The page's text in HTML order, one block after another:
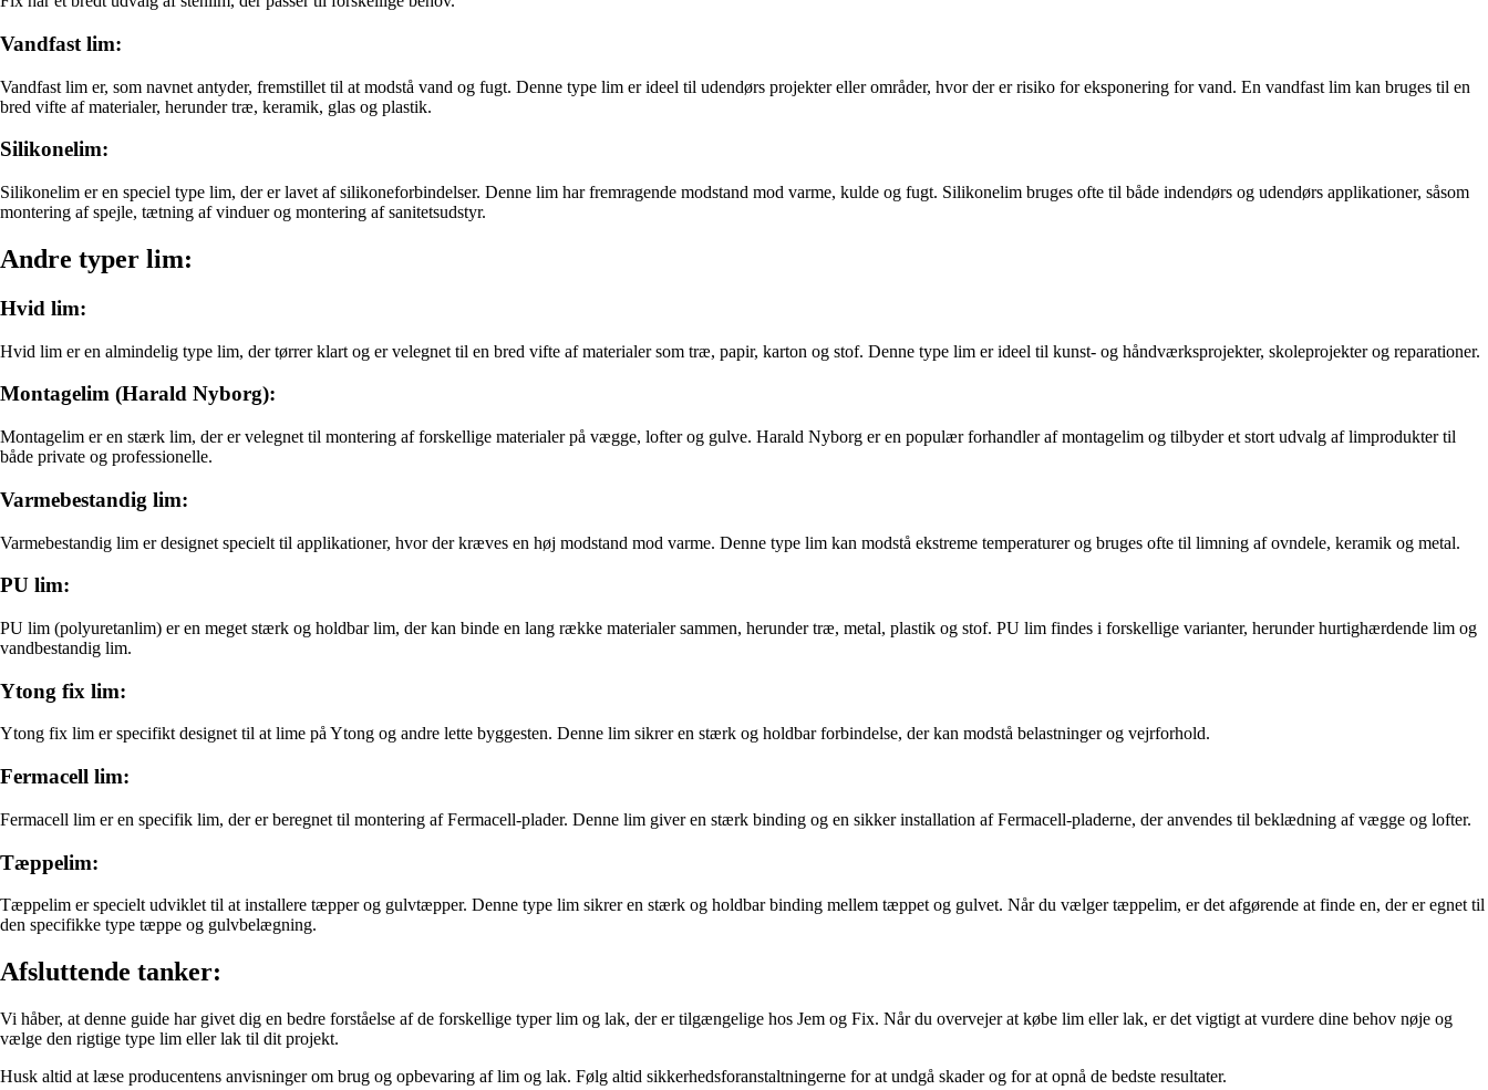
Vandfast lim:
Vandfast lim er, som navnet antyder, fremstillet til at modstå vand og fugt. Denne type lim er ideel til udendørs projekter eller områder, hvor der er risiko for eksponering for vand. En vandfast lim kan bruges til en
bred vifte af materialer, herunder træ, keramik, glas og plastik.
Silikonelim:
Silikonelim er en speciel type lim, der er lavet af silikoneforbindelser. Denne lim har fremragende modstand mod varme, kulde og fugt. Silikonelim bruges ofte til både indendørs og udendørs applikationer, såsom
montering af spejle, tætning af vinduer og montering af sanitetsudstyr.
Andre typer lim:
Hvid lim:
Hvid lim er en almindelig type lim, der tørrer klart og er velegnet til en bred vifte af materialer som træ, papir, karton og stof. Denne type lim er ideel til kunst- og håndværksprojekter, skoleprojekter og reparationer.
Montagelim (Harald Nyborg):
Montagelim er en stærk lim, der er velegnet til montering af forskellige materialer på vægge, lofter og gulve. Harald Nyborg er en populær forhandler af montagelim og tilbyder et stort udvalg af limprodukter til
både private og professionelle.
Varmebestandig lim:
Varmebestandig lim er designet specielt til applikationer, hvor der kræves en høj modstand mod varme. Denne type lim kan modstå ekstreme temperaturer og bruges ofte til limning af ovndele, keramik og metal.
PU lim:
PU lim (polyuretanlim) er en meget stærk og holdbar lim, der kan binde en lang række materialer sammen, herunder træ, metal, plastik og stof. PU lim findes i forskellige varianter, herunder hurtighærdende lim og
vandbestandig lim.
Ytong fix lim:
Ytong fix lim er specifikt designet til at lime på Ytong og andre lette byggesten. Denne lim sikrer en stærk og holdbar forbindelse, der kan modstå belastninger og vejrforhold.
Fermacell lim:
Fermacell lim er en specifik lim, der er beregnet til montering af Fermacell-plader. Denne lim giver en stærk binding og en sikker installation af Fermacell-pladerne, der anvendes til beklædning af vægge og lofter.
Tæppelim:
Tæppelim er specielt udviklet til at installere tæpper og gulvtæpper. Denne type lim sikrer en stærk og holdbar binding mellem tæppet og gulvet. Når du vælger tæppelim, er det afgørende at finde en, der er egnet til
den specifikke type tæppe og gulvbelægning.
Afsluttende tanker:
Vi håber, at denne guide har givet dig en bedre forståelse af de forskellige typer lim og lak, der er tilgængelige hos Jem og Fix. Når du overvejer at købe lim eller lak, er det vigtigt at vurdere dine behov nøje og
vælge den rigtige type lim eller lak til dit projekt.
Husk altid at læse producentens anvisninger om brug og opbevaring af lim og lak. Følg altid sikkerhedsforanstaltningerne for at undgå skader og for at opnå de bedste resultater.